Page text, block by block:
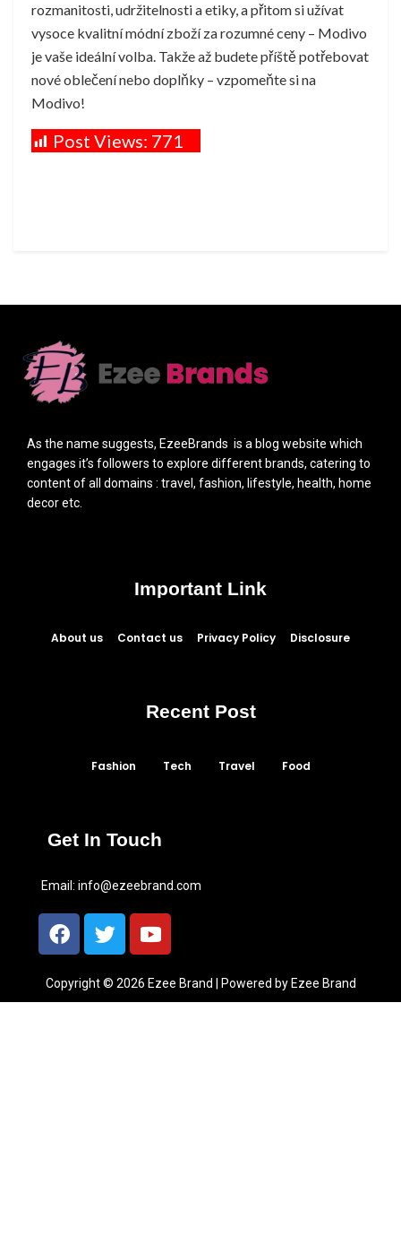
rozmanitosti, udržitelnosti a etiky, a přitom si užívat
vysoce kvalitní módní zboží za rozumné ceny – Modivo
je vaše ideální volba. Takže až budete příště potřebovat
nové oblečení nebo doplňky – vzpomeňte si na
Modivo!
Post Views: 771
As the name suggests, EzeeBrands is a blog website which
engages it’s followers to explore different brands, catering to
content of all domains : travel, fashion, lifestyle, health, home
decor etc.
Important Link
About us Contact us Privacy Policy Disclosure
Recent Post
Fashion Tech Travel Food
Get In Touch
Email: info@ezeebrand.com
Copyright © 2026 Ezee Brand | Powered by Ezee Brand